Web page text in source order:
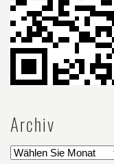
Archiv